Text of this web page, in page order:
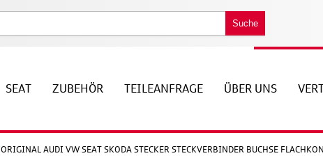
Suche
SEAT ZUBEHÖR TEILEANFRAGE ÜBER UNS
ORIGINAL AUDI VW SEAT SKODA STECKER STECKVERBINDER BUCHSE